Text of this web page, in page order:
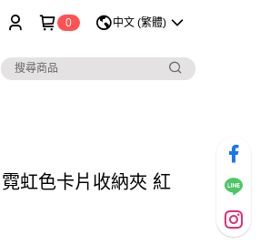
0 中文 (繁體)
虹色卡片收納夾 紅